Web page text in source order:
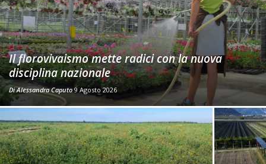
Il florovivaismo mette radici con la nuova
disciplina nazionale
DiAlessandra Caputo 9 Agosto 2026